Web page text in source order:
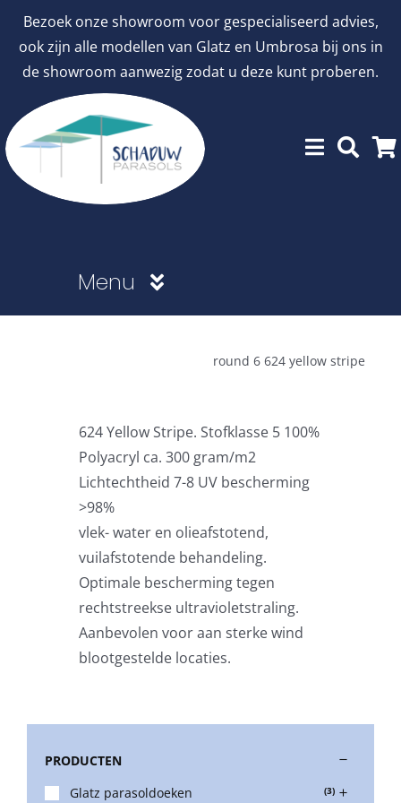
Bezoek onze showroom voor gespecialiseerd advies,
ook zijn alle modellen van Glatz en Umbrosa bij ons in
de showroom aanwezig zodat u deze kunt proberen.
inhoud
Menu
Zweefparasols
Horeca parasols
Muurparasols
round 6 624 yellow stripe
624 Yellow Stripe. Stofklasse 5 100%
Polyacryl ca. 300 gram/m2
Lichtechtheid 7-8 UV bescherming
>98%
vlek- water en olieafstotend,
vuilafstotende behandeling.
Optimale bescherming tegen
rechtstreekse ultravioletstraling.
Aanbevolen voor aan sterke wind
blootgestelde locaties.
PRODUCTEN
Glatz parasoldoeken
(3)